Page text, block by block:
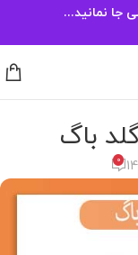
جا نمانید...
باگ
0